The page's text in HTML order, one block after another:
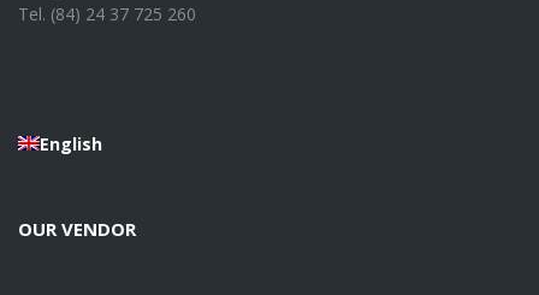
Tel. (84) 24 37 725 260
English
OUR VENDOR